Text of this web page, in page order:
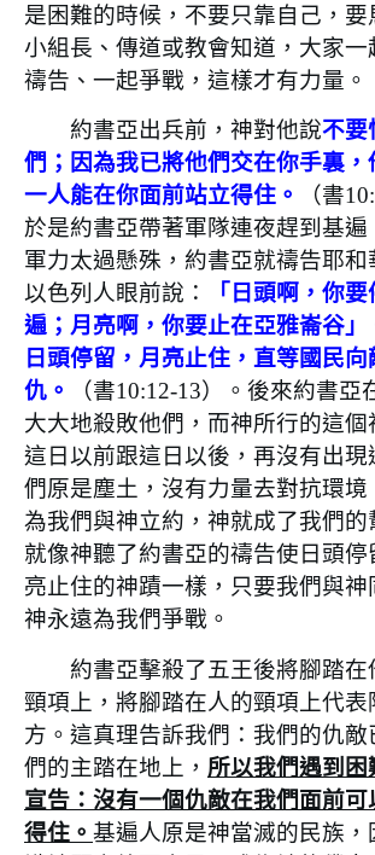
是困難的時候，不要只靠自己，要
小組長、傳道或教會知道，大家一
禱告、一起爭戰，這樣才有力量。
約書亞出兵前，神對他說不要
們；因為我已將他們交在你手裏，
一人能在你面前站立得住。
（書
於是約書亞帶著軍隊連夜趕到基遍
軍力太過懸殊，約書亞就禱告耶和
以色列人眼前說：
「日頭啊，你
遍；月亮啊，你要止在亞雅崙谷」
日頭停留，月亮止住，直等國民向
仇。
（書10:12-13）。後來約書亞
大大地殺敗他們，而神所行的這個
這日以前跟這日以後，再沒有出現
們原是塵土，沒有力量去對抗環境
為我們與神立約，神就成了我們的
就像神聽了約書亞的禱告使日頭停
亮止住的神蹟一樣，只要我們與神
神永遠為我們爭戰。
約書亞擊殺了五王後將腳踏在
頸項上，將腳踏在人的頸項上代表
方。這真理告訴我們：我們的仇敵
們的主踏在地上， 所以我們遇到困
宣告：沒有一個仇敵在我們面前可
得住。 基遍人原是神當滅的民族，